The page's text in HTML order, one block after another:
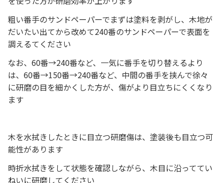
粗い番手のサンドペーパーでまずは塗料を剥がし、木地が
だいたい出てから改めて240番のサンドペーパーで表面を
調えるてください
なお、60番→240番など、一気に番手を切り替えるより
は、60番→150番→240番など、中間の番手を挟んで徐々
に研磨の目を細かくした方が、傷がより目立ちにくくなり
ます
木を水拭きしたときに目立つ研磨傷は、塗装後も目立つ可
能性があります
時折水拭きをして状態を確認しながら、木目に沿っててい
ねいに研磨してください